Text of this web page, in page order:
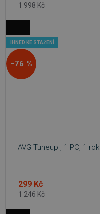
1 998 Kč
IHNED KE STAŽENÍ
−76 %
AVG Tuneup , 1 PC, 1 rok
1 246 Kč
299 Kč